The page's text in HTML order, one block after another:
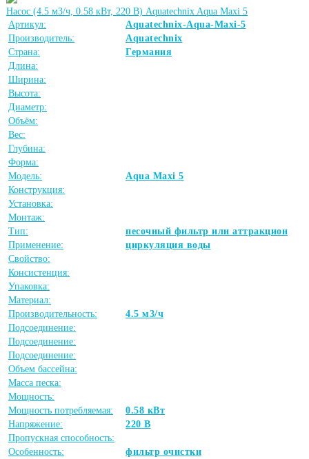
Насос (4.5 м3/ч, 0.58 кВт, 220 В) Aquatechnix Aqua Maxi 5
Артикул:
Aquatechnix-Aqua-Maxi-5
Производитель:
Aquatechnix
Страна:
Германия
Длина:
Ширина:
Высота:
Диаметр:
Объём:
Вес:
Глубина:
Форма:
Модель:
Aqua Maxi 5
Конструкция:
Установка:
Монтаж:
Тип:
песочный фильтр или аттракцион
Применение:
циркуляция воды
Свойство:
Консистенция:
Упаковка:
Материал:
Производительность:
4.5 м3/ч
Подсоединение:
Подсоединение:
Подсоединение:
Объем бассейна:
Масса песка:
Мощность:
Мощность потребляемая:
0.58 кВт
Напряжение:
220 В
Пропускная способность:
Особенность:
фильтр очистки